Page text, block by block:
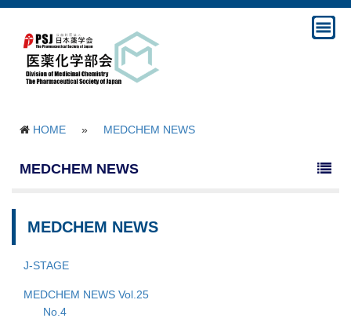
HOME » MEDCHEM NEWS
MEDCHEM NEWS
MEDCHEM NEWS
J-STAGE
MEDCHEM NEWS Vol.25
No.4